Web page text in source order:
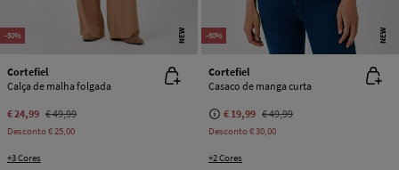
-50% NEW
Cortefiel
Calça de malha folgada
€ 24,99 € 49,99
Desconto€ 25,00
+3 Cores
-60% NEW
Cortefiel
Casaco de manga curta
€ 19,99 € 49,99
Desconto€ 30,00
+2 Cores